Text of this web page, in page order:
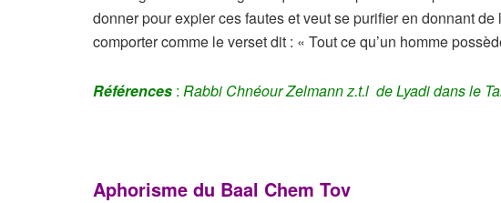
donner pour expier ces fautes et veut se purifier en donnant
comporter comme le verset dit : « Tout ce qu’un homme
Références : Rabbi Chnéour Zelmann z.t.l de Lyadi dansle
Aphorisme du Baal Chem Tov